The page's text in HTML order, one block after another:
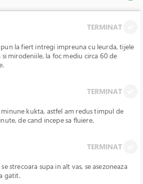
TERMINAT
pun la fiert intregi impreuna cu leurda, tijele
mirodeniile, la foc mediu circa 60 de
TERMINAT
kukta, astfel am redus timpul de
de cand incepe sa fluiere.
TERMINAT
strecoara supa in alt vas, se asezoneaza
gatit.